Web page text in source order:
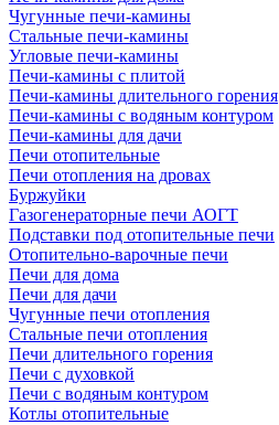
Чугунные печи-камины
Стальные печи-камины
Угловые печи-камины
Печи-камины с плитой
Печи-камины длительного горения
Печи-камины с водяным контуром
Печи-камины для дачи
Печи отопительные
Печи отопления на дровах
Буржуйки
Газогенераторные печи АОГТ
Подставки под отопительные печи
Отопительно-варочные печи
Печи для дома
Печи для дачи
Чугунные печи отопления
Стальные печи отопления
Печи длительного горения
Печи с духовкой
Печи с водяным контуром
Котлы отопительные